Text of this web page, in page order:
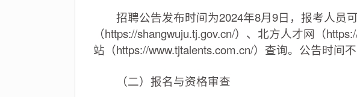
招聘公告发布时间为2024年8月9日，报考人员
（https://shangwuju.tj.gov.cn/）、北方人才网（
站（https://www.tjtalents.com.cn/）查询。公告时间
（二）报名与资格审查